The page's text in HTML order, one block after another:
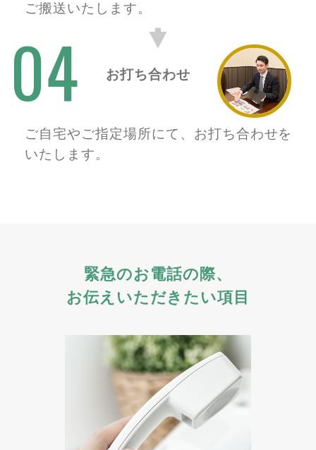
ご搬送いたします。
04 お打ち合わせ
ご自宅やご指定場所にて、お打ち合わせを
いたします。
緊急のお電話の際、
お伝えいただきたい項目